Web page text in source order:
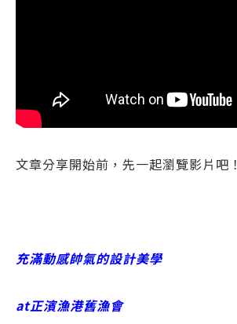
文章分享開始前，先一起瀏覽影片吧！
充滿動感帥氣的設計美學
at正濱漁港舊漁會